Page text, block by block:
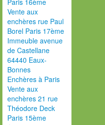
Paris 16ème
Vente aux
enchères rue Paul
Borel Paris 17ème
Immeuble avenue
de Castellane
64440 Eaux-
Bonnes
Enchères à Paris
Vente aux
enchères 21 rue
Théodore Deck
Paris 15ème